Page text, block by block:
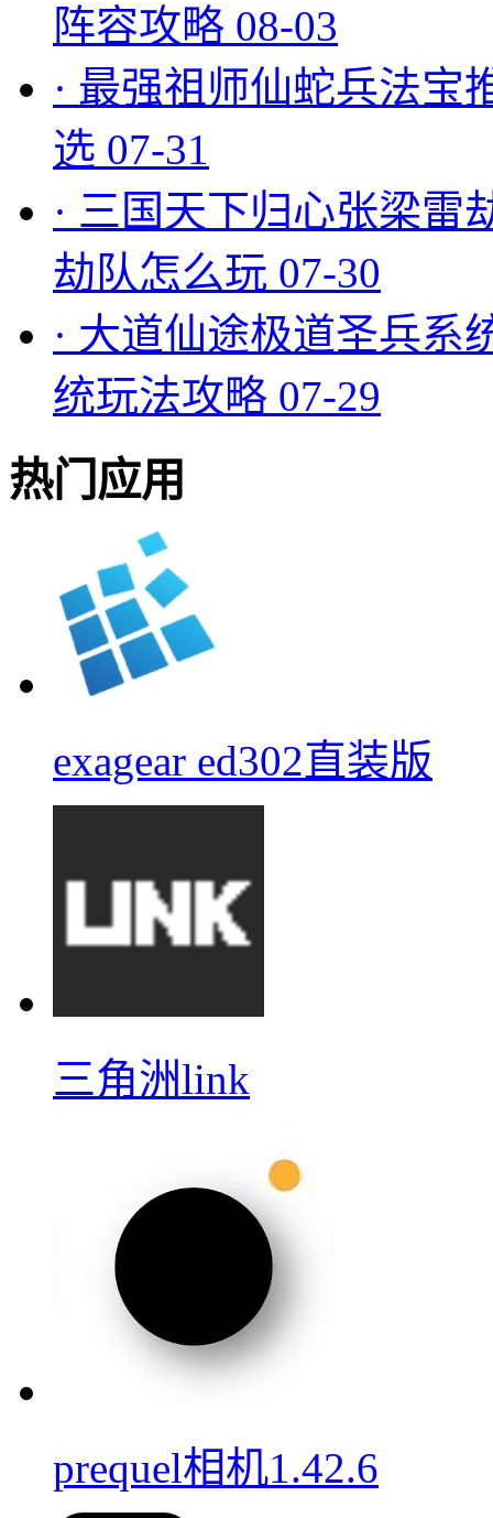
阵容攻略 08-03
· 最强祖师仙蛇兵法宝
选 07-31
· 三国天下归心张梁雷
劫队怎么玩 07-30
· 大道仙途极道圣兵系
统玩法攻略 07-29
热门应用
exagear ed302直装版
三角洲link
prequel相机1.42.6